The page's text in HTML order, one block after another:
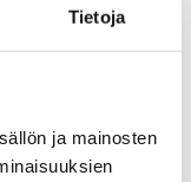
Tietoja
ja mainosten